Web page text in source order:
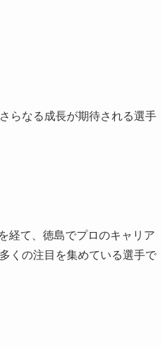
らなる成長が期待される選手
経て、徳島でプロのキャリア
くの注目を集めている選手で